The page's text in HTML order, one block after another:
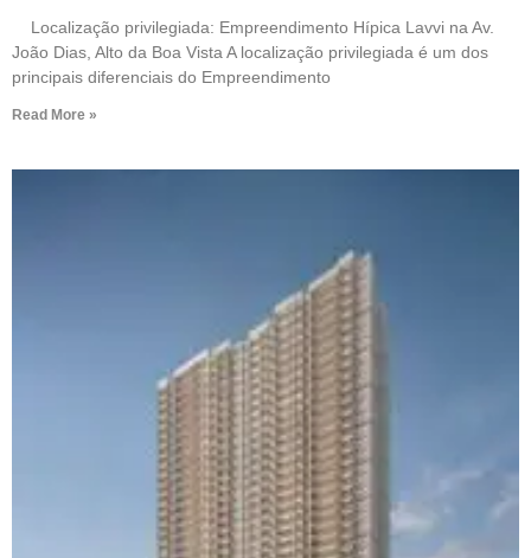
Localização privilegiada: Empreendimento Hípica Lavvi na Av.
João Dias, Alto da Boa Vista A localização privilegiada é um dos
principais diferenciais do Empreendimento
Read More »